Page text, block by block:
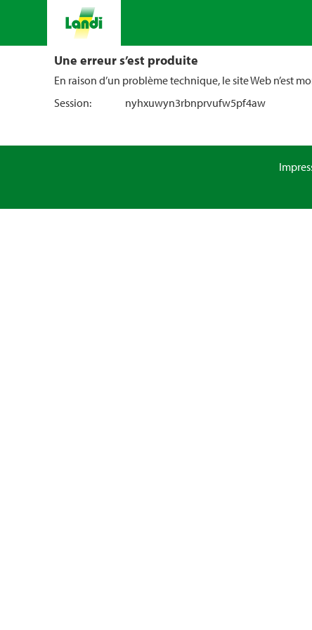
Une erreur s’est produite
En raison d’un problème technique, le site Web n’est
Session:
nyhxuwyn3rbnprvufw5pf4aw